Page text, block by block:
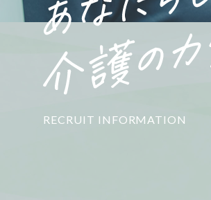
RECRUIT INFORMATION